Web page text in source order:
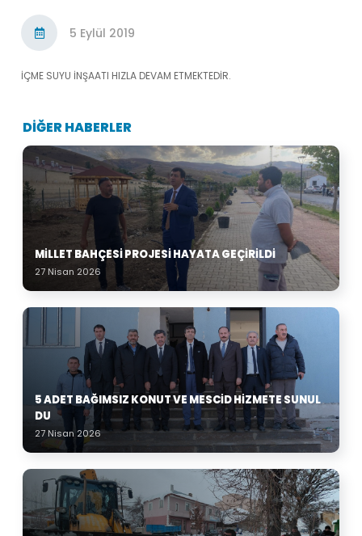
5 Eylül 2019
İÇME SUYU İNŞAATI HIZLA DEVAM ETMEKTEDİR.
DİĞER HABERLER
MILLET BAHÇESI PROJESI HAYATA GEÇIRILDI
27 Nisan 2026
5 ADET BAĞIMSIZ KONUT VE MESCID HIZMETE SUNUL
DU
27 Nisan 2026